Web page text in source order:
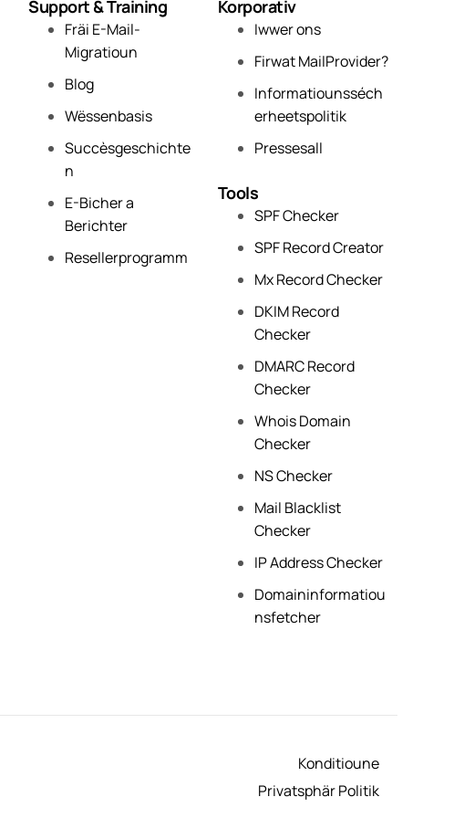
Support & Training
Fräi E-Mail-
Migratioun
Blog
Wëssenbasis
Succèsgeschichte
n
E-Bicher a
Berichter
Resellerprogramm
Korporativ
Iwwer ons
Firwat MailProvider?
Informatiounsséch
erheetspolitik
Pressesall
Tools
SPF Checker
SPF Record Creator
Mx Record Checker
DKIM Record
Checker
DMARC Record
Checker
Whois Domain
Checker
NS Checker
Mail Blacklist
Checker
IP Address Checker
Domaininformatiou
nsfetcher
Konditioune
Privatsphär Politik